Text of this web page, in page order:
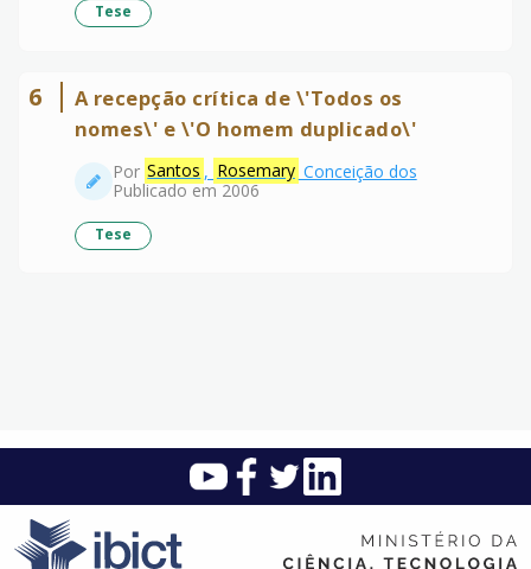
Tese
6
A recepção crítica de \'Todos os
nomes\' e \'O homem duplicado\'
Por Santos , Rosemary Conceição dos
Publicado em 2006
Tese